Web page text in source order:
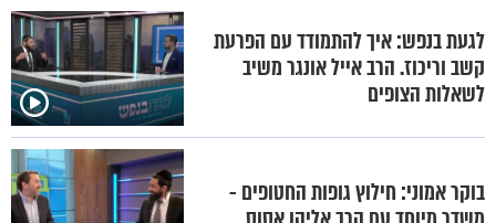
לגעת בנפש: איך להתמודד עם הפרעת
קשב וריכוז. הרב אייל אונגר משיב
לשאלות הצופים
בוקר אמוני: חילוץ גופות החטופים -